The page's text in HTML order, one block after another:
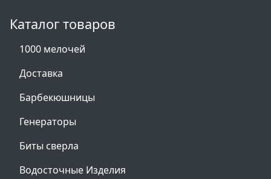
Каталог товаров
1000 мелочей
Доставка
Барбекюшницы
Генераторы
Биты сверла
Водосточные Изделия